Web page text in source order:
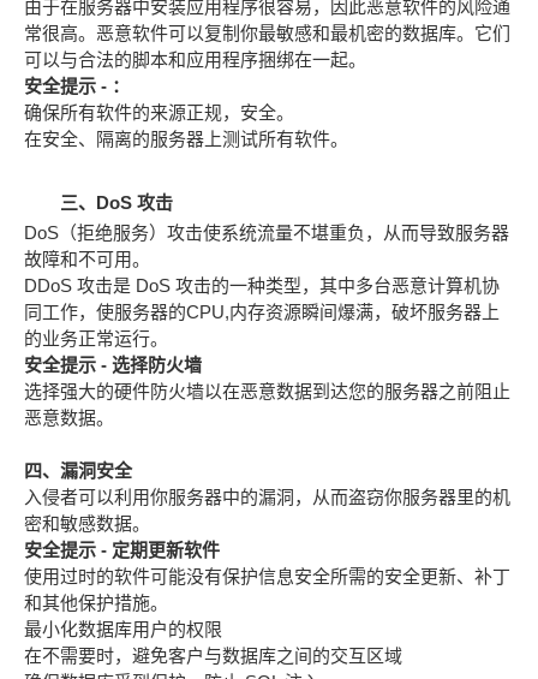
由于在服务器中安装应用程序很容易，因此恶意软件的风险通
常很高。恶意软件可以复制你最敏感和最机密的数据库。它们
可以与合法的脚本和应用程序捆绑在一起。
安全提示 - ：
确保所有软件的来源正规，安全。
在安全、隔离的服务器上测试所有软件。
三、DoS 攻击
DoS（拒绝服务）攻击使系统流量不堪重负，从而导致服务器
故障和不可用。
DDoS 攻击是 DoS 攻击的一种类型，其中多台恶意计算机协
同工作，使服务器的CPU,内存资源瞬间爆满，破坏服务器上
的业务正常运行。
安全提示 - 选择防火墙
选择强大的硬件防火墙以在恶意数据到达您的服务器之前阻止
恶意数据。
四、漏洞安全
入侵者可以利用你服务器中的漏洞，从而盗窃你服务器里的机
密和敏感数据。
安全提示 - 定期更新软件
使用过时的软件可能没有保护信息安全所需的安全更新、补丁
和其他保护措施。
最小化数据库用户的权限
在不需要时，避免客户与数据库之间的交互区域